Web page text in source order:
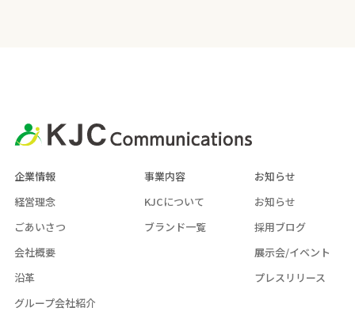
企業情報
経営理念
ごあいさつ
会社概要
沿革
グループ会社紹介
事業内容
KJCについて
ブランド一覧
お知らせ
お知らせ
採用ブログ
展示会/イベント
プレスリリース